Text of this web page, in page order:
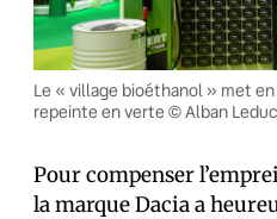
Le « village bioéthanol » met
repeinte en verte © Alban Leduc
Pour compenser
la marque Dacia a